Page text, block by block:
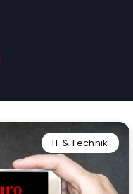
IT & Technik